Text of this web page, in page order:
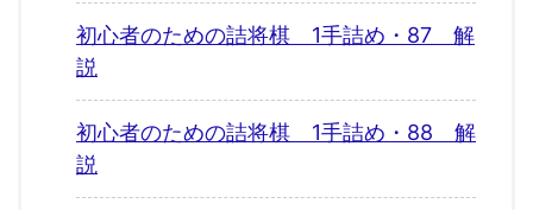
初心者のための詰将棋 1手詰め・87 解
説
初心者のための詰将棋 1手詰め・88 解
説